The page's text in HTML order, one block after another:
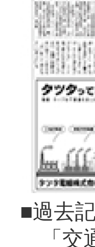
■過去
「交